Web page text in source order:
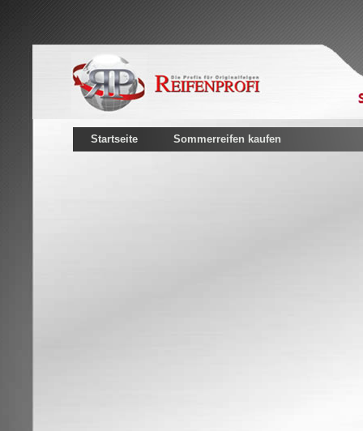
Startseite Sommerreifen kaufen